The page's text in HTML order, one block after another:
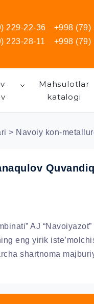
229-22-36
223-28-11
+998 (79)
+998 (79)
Mahsulotlar
katalogi
> Navoiy kon-
AJ
eng yirik
shartnoma